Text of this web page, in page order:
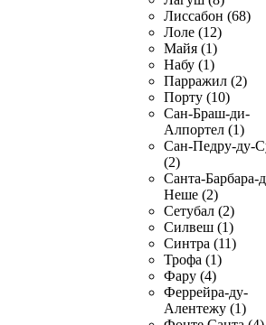
Лиссабон (68)
Лоле (12)
Майя (1)
Набу (1)
Парражил (2)
Порту (10)
Сан-Браш-ди-
Алпортел (1)
Сан-Педру-ду-
(2)
Санта-Барбара-
Неше (2)
Сетубал (2)
Силвеш (1)
Синтра (11)
Трофа (1)
Фару (4)
Феррейра-ду-
Алентежу (1)